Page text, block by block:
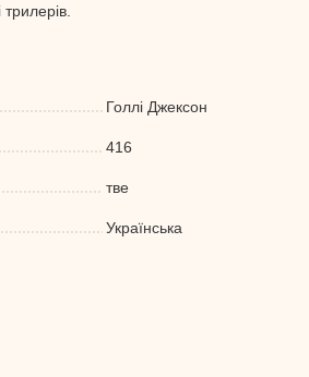
трилерів.
Голлі Джексон
416
тве
Українська